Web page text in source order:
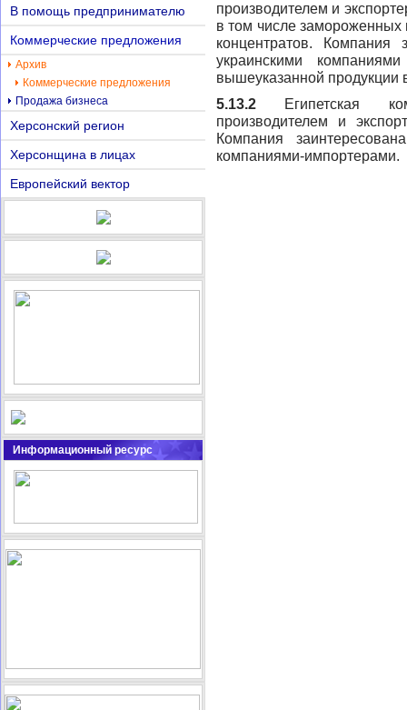
В помощь предпринимателю
Коммерческие предложения
Архив
Коммерческие предложения
Продажа бизнеса
Херсонский регион
Херсонщина в лицах
Европейский вектор
Информационный ресурс
производителем и
в том числе
концентратов. Компания
украинскими
вышеуказанной продукции
5.13.2 Египетская
производителем и
Компания
компаниями-импортерами.